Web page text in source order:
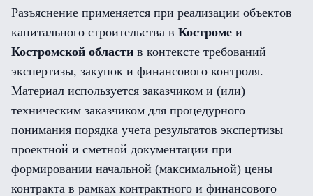
Разъяснение применяется при реализации объектов
капитального строительства в Костроме и
Костромской области в контексте требований
экспертизы, закупок и финансового контроля.
Материал используется заказчиком и (или)
техническим заказчиком для процедурного
понимания порядка учета результатов экспертизы
проектной и сметной документации при
формировании начальной (максимальной) цены
контракта в рамках контрактного и финансового